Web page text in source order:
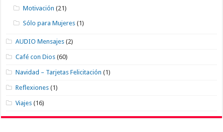
Motivación (21)
Sólo para Mujeres (1)
AUDIO Mensajes (2)
Café con Dios (60)
Navidad – Tarjetas Felicitación (1)
Reflexiones (1)
Viajes (16)